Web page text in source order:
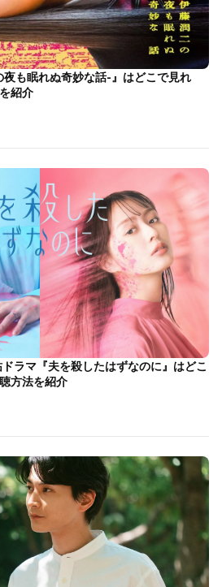
夜も眠れぬ奇妙な話-』はどこで見れ
紹介
ラマ『夫を殺したはずなのに』はどこ
方法を紹介